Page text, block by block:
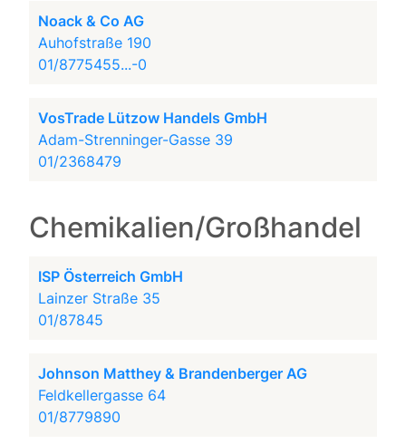
Noack & Co AG
Auhofstraße 190
01/8775455...-0
VosTrade Lützow Handels GmbH
Adam-Strenninger-Gasse 39
01/2368479
Chemikalien/Großhandel
ISP Österreich GmbH
Lainzer Straße 35
01/87845
Johnson Matthey & Brandenberger AG
Feldkellergasse 64
01/8779890